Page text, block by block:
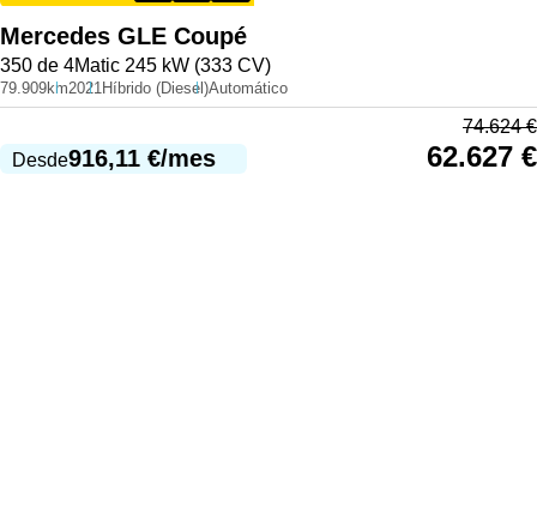
Mercedes GLE Coupé
350 de 4Matic 245 kW (333 CV)
79.909km2021 Híbrido (Diesel)Automático
Desde916,11 €/mes
74.624€
62.627 €